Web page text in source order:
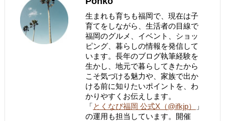
生まれも育ちも福岡で、現在は子
育てをしながら、生活者の目線で
福岡のグルメ、イベント、ショッ
ピング、暮らしの情報を発信して
います。長年のブログ執筆経験を
生かし、地元で暮らしてきたから
こそ気づける魅力や、家族で出か
ける前に知りたいポイントを、わ
かりやすくお伝えします。
「とくなび福岡 公式X（@ifkjp）
」
の運用も担当しています。開催